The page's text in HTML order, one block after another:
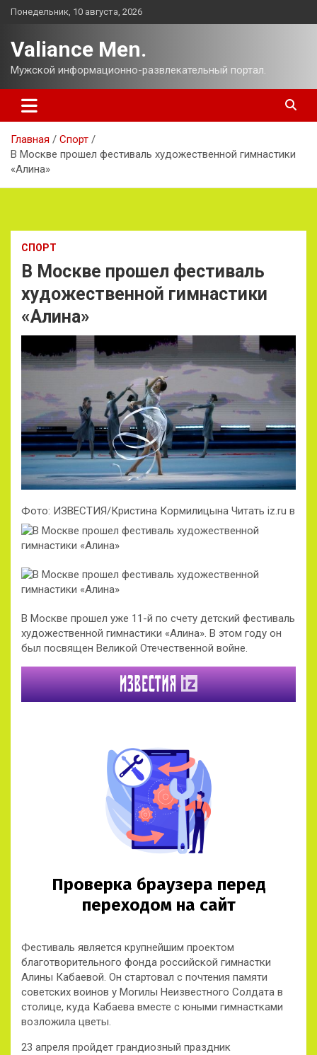
Перейти
Понедельник, 10 августа, 2026
Valiance Men.
Мужской информационно-развлекательный портал.
Главная
Спорт
В Москве прошел фестиваль художественной гимнастики
«Алина»
СПОРТ
В Москве прошел фестиваль
художественной гимнастики
«Алина»
Фото: ИЗВЕСТИЯ/Кристина Кормилицына Читать iz.ru в
В Москве прошел уже 11-й по счету детский фестиваль
художественной гимнастики «Алина». В этом году он
был посвящен Великой Отечественной войне.
Фестиваль является крупнейшим проектом
благотворительного фонда российской гимнастки
Алины Кабаевой. Он стартовал с почтения памяти
советских воинов у Могилы Неизвестного Солдата в
столице, куда Кабаева вместе с юными гимнастками
возложила цветы.
23 апреля пройдет грандиозный праздник